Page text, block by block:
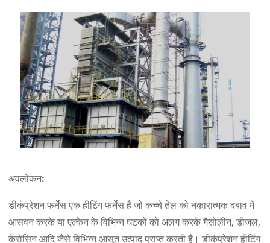
अवलोकन:
डीकंप्रेशन फर्नेस एक हीटिंग फर्नेस है जो कच्चे तेल को नकारात्मक दबाव में
आसवन करके या एल्केन के विभिन्न घटकों को अलग करके गैसोलीन, डीजल,
केरोसिन आदि जैसे विभिन्न आसुत उत्पाद प्राप्त करती है। डीकंप्रेशन हीटिंग